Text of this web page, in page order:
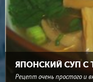
ЯПОНСКИЙ СУП
Рецепт очень простого и